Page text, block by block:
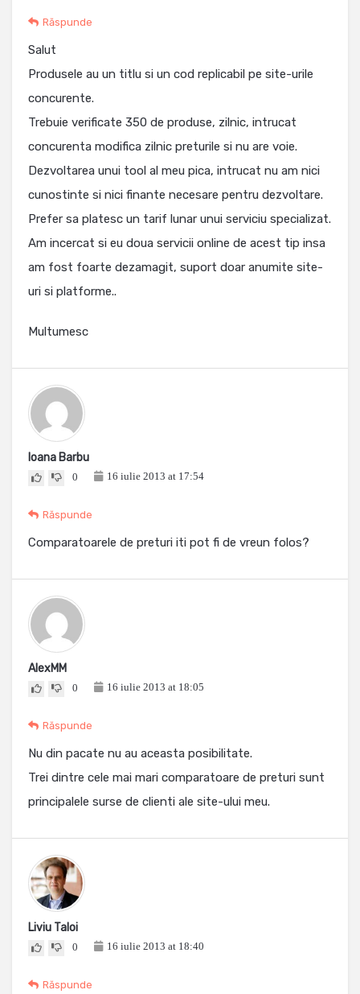
Răspunde
Salut
Produsele au un titlu si un cod replicabil pe site-urile
concurente.
Trebuie verificate 350 de produse, zilnic, intrucat
concurenta modifica zilnic preturile si nu are voie.
Dezvoltarea unui tool al meu pica, intrucat nu am nici
cunostinte si nici finante necesare pentru dezvoltare.
Prefer sa platesc un tarif lunar unui serviciu specializat.
Am incercat si eu doua servicii online de acest tip insa
am fost foarte dezamagit, suport doar anumite site-
uri si platforme..
Multumesc
Ioana Barbu
0 16 iulie 2013 at 17:54
Răspunde
Comparatoarele de preturi iti pot fi de vreun folos?
AlexMM
0 16 iulie 2013 at 18:05
Răspunde
Nu din pacate nu au aceasta posibilitate.
Trei dintre cele mai mari comparatoare de preturi sunt
principalele surse de clienti ale site-ului meu.
Liviu Taloi
0 16 iulie 2013 at 18:40
Răspunde